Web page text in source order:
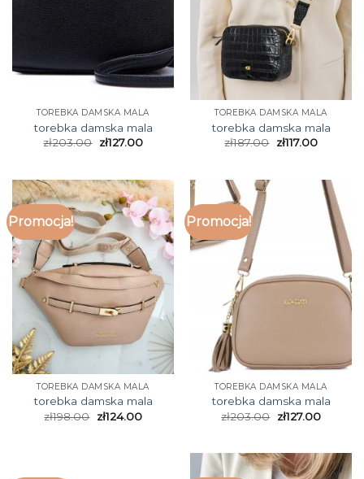
TOREBKA DAMSKA MALA
torebka damska mala
zł203.00 zł127.00
TOREBKA DAMSKA MALA
torebka damska mala
zł187.00 zł117.00
Promocja!
TOREBKA DAMSKA MALA
torebka damska mala
zł198.00 zł124.00
Promocja!
TOREBKA DAMSKA MALA
torebka damska mala
zł203.00 zł127.00